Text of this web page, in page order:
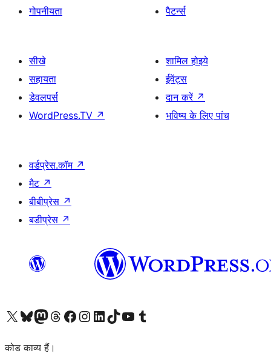
गोपनीयता
पैटर्न्स
सीखे
सहायता
डेवलपर्स
WordPress.TV ↗
शामिल होइये
ईवेंट्स
दान करें ↗
भविष्य के लिए पांच
वर्डप्रेस.कॉम ↗
मैट ↗
बीबीप्रेस ↗
बडीप्रेस ↗
Visit our X (formerly Twitter) account
हमारे बलुस्की खाते पर जाएँVisit our Mastodon account
हमारे थ्रेड्स अकाउंट पर जाएंहमारे फेसबुक पेज पर जाएँहमारे इंस्टाग्राम अकाउंट पर जाएंहमारे लिंक्डइन खाते पर जाएँहमारे टिकटॉक खाते पर जाएँहमारे यूट्यूब चैनल पर जाएंहमारे Tumblr खाते पर जाएँ
कोड काव्य हैं।